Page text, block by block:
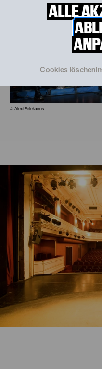
ALLE
Cookies löschen
© Alexi Pelekanos